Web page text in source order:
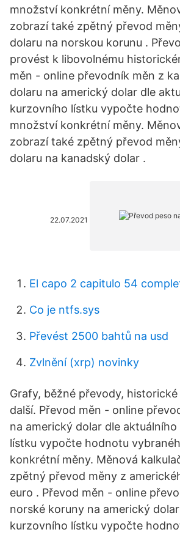
množství konkrétní měny.
zobrazí také zpětný převod
dolaru na norskou korunu .
provést k libovolnému
měn - online převodník měn z
dolaru na americký dolar dle
kurzovního lístku vypočte
množství konkrétní měny.
zobrazí také zpětný převod
dolaru na kanadský dolar .
22.07.2021
El capo 2 capitulo 54
Co je ntfs.sys
Převést 2500 bahtů na usd
Zvlnění (xrp) novinky
Grafy, běžné převody,
další. Převod měn - online
na americký dolar dle
lístku vypočte hodnotu
konkrétní měny. Měnová
zpětný převod měny z
euro . Převod měn - online
norské koruny na americký
kurzovního lístku vypočte